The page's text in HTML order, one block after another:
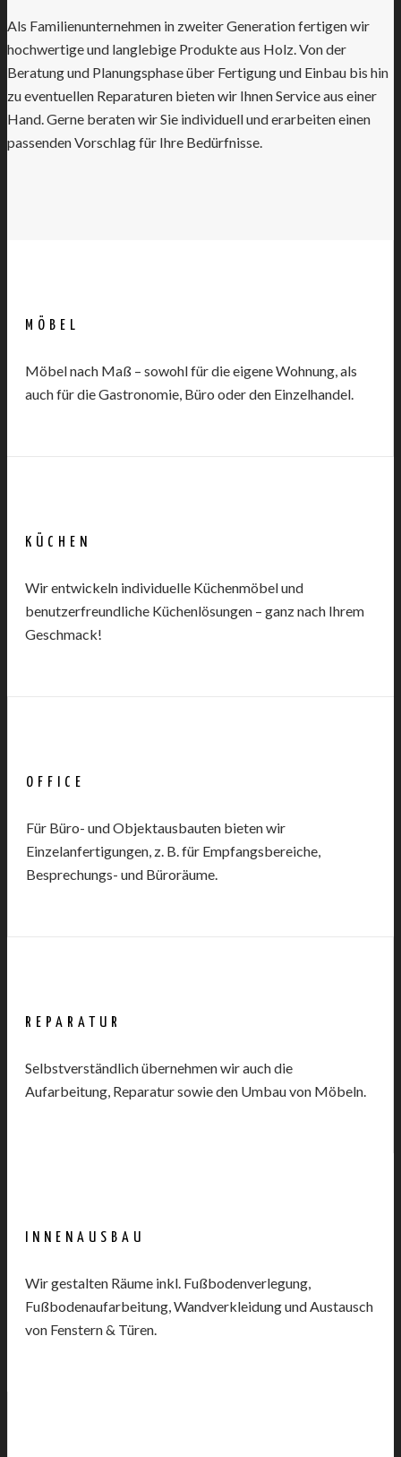
Als Familienunternehmen in zweiter Generation fertigen wir
hochwertige und langlebige Produkte aus Holz. Von der
Beratung und Planungsphase über Fertigung und Einbau bis hin
zu eventuellen Reparaturen bieten wir Ihnen Service aus einer
Hand. Gerne beraten wir Sie individuell und erarbeiten einen
passenden Vorschlag für Ihre Bedürfnisse.
MÖBEL
Möbel nach Maß – sowohl für die eigene Wohnung, als
auch für die Gastronomie, Büro oder den Einzelhandel.
KÜCHEN
Wir entwickeln individuelle Küchenmöbel und
benutzerfreundliche Küchenlösungen – ganz nach Ihrem
Geschmack!
OFFICE
Für Büro- und Objektausbauten bieten wir
Einzelanfertigungen, z. B. für Empfangsbereiche,
Besprechungs- und Büroräume.
REPARATUR
Selbstverständlich übernehmen wir auch die
Aufarbeitung, Reparatur sowie den Umbau von Möbeln.
INNENAUSBAU
Wir gestalten Räume inkl. Fußbodenverlegung,
Fußbodenaufarbeitung, Wandverkleidung und Austausch
von Fenstern & Türen.